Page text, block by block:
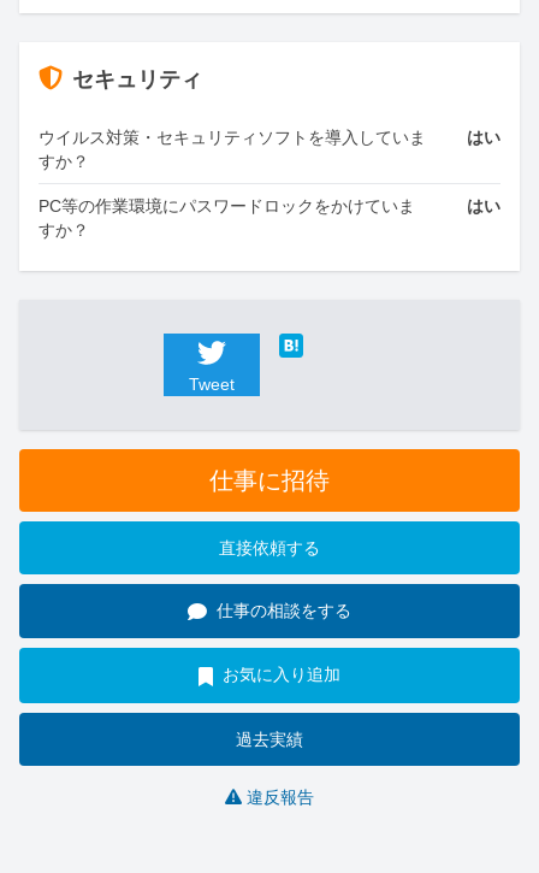
セキュリティ
ウイルス対策・セキュリティソフトを導入していま
すか？
はい
PC等の作業環境にパスワードロックをかけていま
すか？
はい
Tweet
仕事に招待
直接依頼する
仕事の相談をする
お気に入り追加
過去実績
違反報告